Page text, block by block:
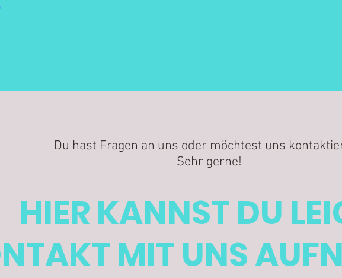
Du hast Fragen an uns oder möchtest uns
Sehr gerne!
HIER KANNST DU
MIT UNS